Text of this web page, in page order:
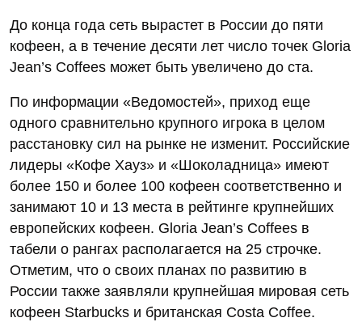
До конца года сеть вырастет в России до пяти
кофеен, а в течение десяти лет число точек Gloria
Jean’s Coffees может быть увеличено до ста.
По информации «Ведомостей», приход еще
одного сравнительно крупного игрока в целом
расстановку сил на рынке не изменит. Российские
лидеры «Кофе Хауз» и «Шоколадница» имеют
более 150 и более 100 кофеен соответственно и
занимают 10 и 13 места в рейтинге крупнейших
европейских кофеен. Gloria Jean’s Coffees в
табели о рангах располагается на 25 строчке.
Отметим, что о своих планах по развитию в
России также заявляли крупнейшая мировая сеть
кофеен Starbucks и британская Costa Coffee.